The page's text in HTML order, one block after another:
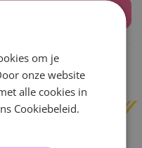
verzonden
om je
onze website
alle cookies in
Cookiebeleid.